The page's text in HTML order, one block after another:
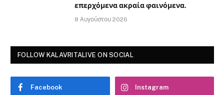
επερχόμενα ακραία φαινόμενα.
8 Αυγούστου 2026
FOLLOW KALAVRITALIVE ON SOCIAL
Facebook Instagram